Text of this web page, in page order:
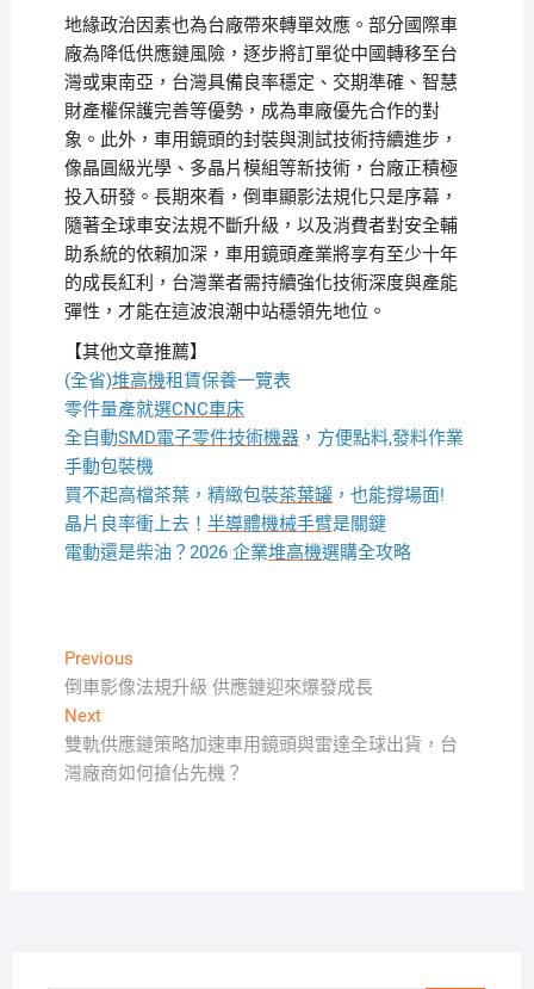
地緣政治因素也為台廠帶來轉單效應。部分國際車
廠為降低供應鏈風險，逐步將訂單從中國轉移至台
灣或東南亞，台灣具備良率穩定、交期準確、智慧
財產權保護完善等優勢，成為車廠優先合作的對
象。此外，車用鏡頭的封裝與測試技術持續進步，
像晶圓級光學、多晶片模組等新技術，台廠正積極
投入研發。長期來看，倒車顯影法規化只是序幕，
隨著全球車安法規不斷升級，以及消費者對安全輔
助系統的依賴加深，車用鏡頭產業將享有至少十年
的成長紅利，台灣業者需持續強化技術深度與產能
彈性，才能在這波浪潮中站穩領先地位。
【其他文章推薦】
(全省)堆高機租賃保養一覽表
零件量產就選CNC車床
全自動SMD電子零件技術機器，方便點料,發料作業
手動包裝機
買不起高檔茶葉，精緻包裝茶葉罐，也能撐場面!
晶片良率衝上去！ 半導體機械手臂是關鍵
電動還是柴油？2026 企業堆高機選購全攻略
文
章
導
覽
PreviousPrevious
post:
倒車影像法規升級 供應鏈迎來爆發成長
NextNext
post:
雙軌供應鏈策略加速車用鏡頭與雷達全球出貨，台
灣廠商如何搶佔先機？